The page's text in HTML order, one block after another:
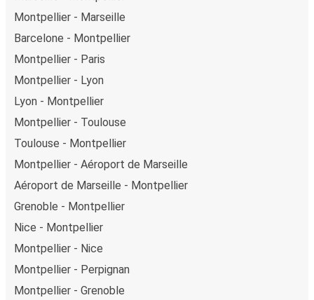
Montpellier - Marseille
Barcelone - Montpellier
Montpellier - Paris
Montpellier - Lyon
Lyon - Montpellier
Montpellier - Toulouse
Toulouse - Montpellier
Montpellier - Aéroport de Marseille
Aéroport de Marseille - Montpellier
Grenoble - Montpellier
Nice - Montpellier
Montpellier - Nice
Montpellier - Perpignan
Montpellier - Grenoble